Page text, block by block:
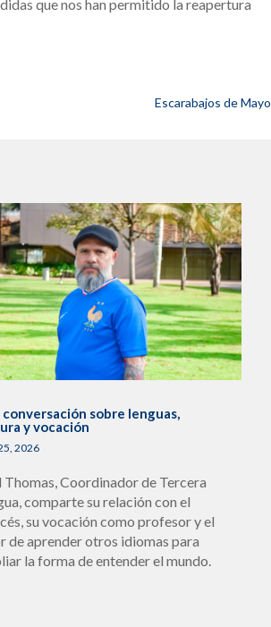
que nos han permitido la reapertura
Escarabajos de Mayo
conversación sobre lenguas,
y vocación
2026
Thomas, Coordinador de Tercera
comparte su relación con el
su vocación como profesor y el
de aprender otros idiomas para
la forma de entender el mundo.